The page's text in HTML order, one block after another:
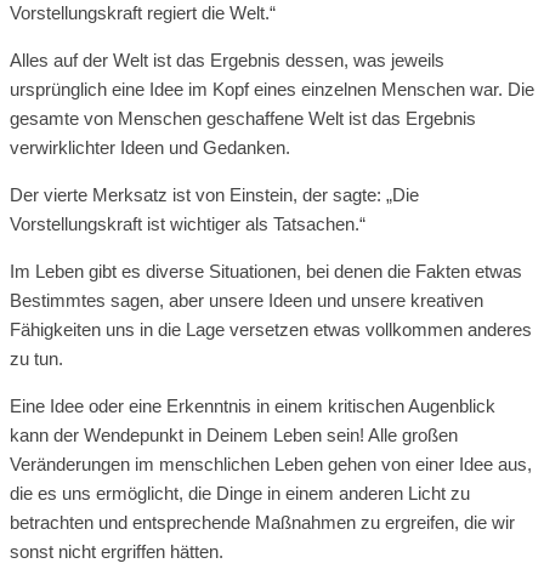
Vorstellungskraft regiert die Welt.“
Alles auf der Welt ist das Ergebnis dessen, was jeweils
ursprünglich eine Idee im Kopf eines einzelnen Menschen war. Die
gesamte von Menschen geschaffene Welt ist das Ergebnis
verwirklichter Ideen und Gedanken.
Der vierte Merksatz ist von Einstein, der sagte: „Die
Vorstellungskraft ist wichtiger als Tatsachen.“
Im Leben gibt es diverse Situationen, bei denen die Fakten etwas
Bestimmtes sagen, aber unsere Ideen und unsere kreativen
Fähigkeiten uns in die Lage versetzen etwas vollkommen anderes
zu tun.
Eine Idee oder eine Erkenntnis in einem kritischen Augenblick
kann der Wendepunkt in Deinem Leben sein! Alle großen
Veränderungen im menschlichen Leben gehen von einer Idee aus,
die es uns ermöglicht, die Dinge in einem anderen Licht zu
betrachten und entsprechende Maßnahmen zu ergreifen, die wir
sonst nicht ergriffen hätten.